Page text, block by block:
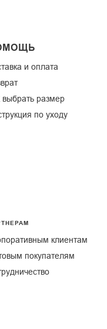
и оплата
выбрать размер
по уходу
клиентам
покупателям